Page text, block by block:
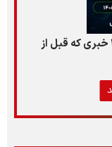
اخبار مهم بورس فردا چهارشنبه ۱۷ تیر | ۱۱ خبری که قبل از